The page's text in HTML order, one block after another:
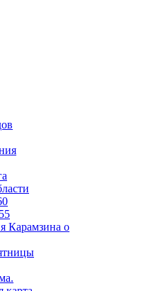
Карамзина о